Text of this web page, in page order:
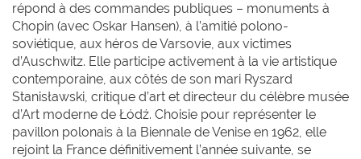
répond à des commandes publiques – monuments à
Chopin (avec Oskar Hansen), à l’amitié polono-
soviétique, aux héros de Varsovie, aux victimes
d’Auschwitz. Elle participe activement à la vie artistique
contemporaine, aux côtés de son mari Ryszard
Stanisławski, critique d’art et directeur du célèbre musée
d’Art moderne de Łódź. Choisie pour représenter le
pavillon polonais à la Biennale de Venise en 1962, elle
rejoint la France définitivement l’année suivante, se